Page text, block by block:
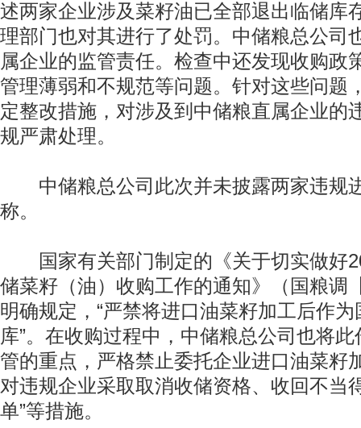
述两家企业涉及菜籽油已全部退出临储库
理部门也对其进行了处罚。中储粮总公司
属企业的监管责任。检查中还发现收购政
管理薄弱和不规范等问题。针对这些问题
定整改措施，对涉及到中储粮直属企业的
规严肃处理。
中储粮总公司此次并未披露两家违规
称。
国家有关部门制定的《关于切实做好
储菜籽（油）收购工作的通知》（国粮调
明确规定，“严禁将进口油菜籽加工后作
库”。在收购过程中，中储粮总公司也将
管的重点，严格禁止委托企业进口油菜籽
对违规企业采取取消收储资格、收回不当
单”等措施。